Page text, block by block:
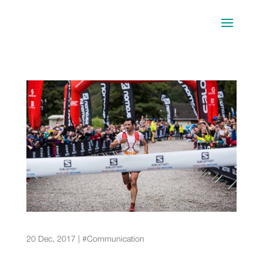
20 Dec, 2017 | #Communication